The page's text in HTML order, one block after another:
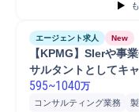
エージェント求人 New
【KPMG】SIerや事
サルタントとしてキ
595~1040万
コンサルティング業務